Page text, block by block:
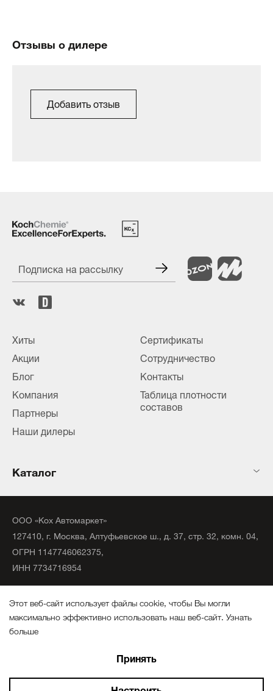
Отзывы о дилере
Добавить отзыв
Подписка на рассылку
Хиты
Акции
Блог
Компания
Партнеры
Наши дилеры
Сертификаты
Сотрудничество
Контакты
Таблица плотности
составов
Каталог
ООО «Кох Автомаркет»
127410, г. Москва, Алтуфьевское ш., д. 37, стр. 32, комн. 04,
ОГРН 1147746062375,
ИНН 7734716954
Все права защищены.
Политика конфиденциальности
Этот веб-сайт использует файлы cookie, чтобы Вы могли
максимально эффективно использовать наш веб-сайт.Узнать
больше
Аналитические/Функциональные
Принять